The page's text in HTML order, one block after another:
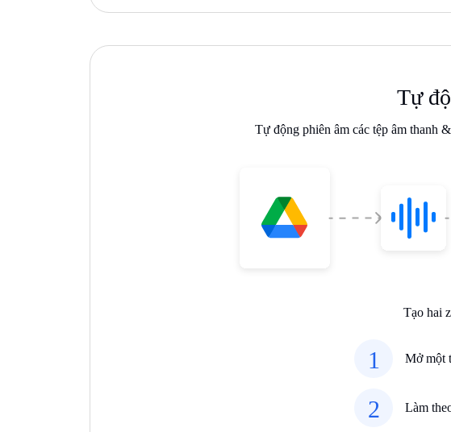
Tự
Tự động phiên âm các tệp âm thanh
Tạo hai
1 Mở một
2 Làm